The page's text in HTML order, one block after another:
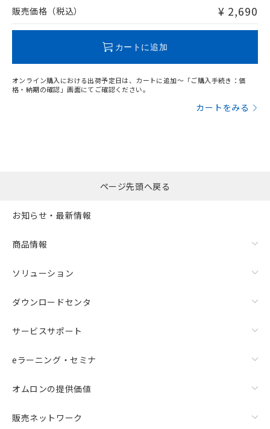
問い合わせください。
販売価格（税込） ¥ 2,690
カートに追加
オンライン購入における出荷予定日は、カートに追加～「ご購入手続き：価
格・納期の確認」画面にてご確認ください。
カートをみる
ページ先頭へ戻る
お知らせ・最新情報
商品情報
ソリューション
ダウンロードセンタ
サービスサポート
eラーニング・セミナ
オムロンの提供価値
販売ネットワーク